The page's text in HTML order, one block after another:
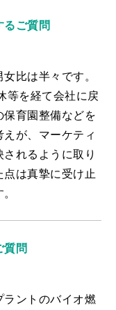
るご質問
比は半々です。
等を経て会社に戻
育園整備などを
が、マーケティ
れるように取り
は真摯に受け止
質問
ントのバイオ燃